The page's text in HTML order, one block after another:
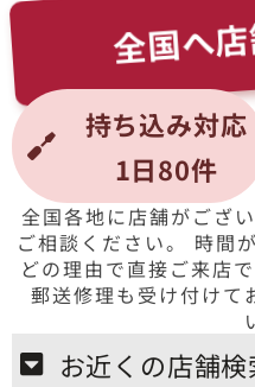
全国へ
持ち込み対応
1日80件
全国各地に店舗がござ
ご相談ください。 時間
どの理由で直接ご来店
郵送修理も受け付けて
お近くの店舗検